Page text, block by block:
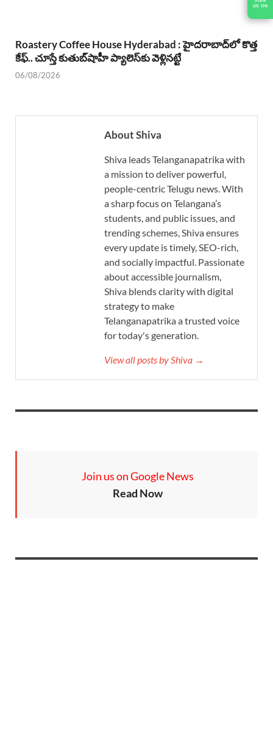
US ON
Roastery Coffee House Hyderabad : హైదరాబాద్‌లో కొత్త
కేఫ్.. చూస్తే కుతుబ్‌షాహీ ప్యాలెస్‌కు వెళ్లినట్టే
06/08/2026
About Shiva
Shiva leads Telanganapatrika with
a mission to deliver powerful,
people-centric Telugu news. With
a sharp focus on Telangana’s
students, and public issues, and
trending schemes, Shiva ensures
every update is timely, SEO-rich,
and socially impactful. Passionate
about accessible journalism,
Shiva blends clarity with digital
strategy to make
Telanganapatrika a trusted voice
for today's generation.
View all posts by Shiva →
Join us on Google News
Read Now